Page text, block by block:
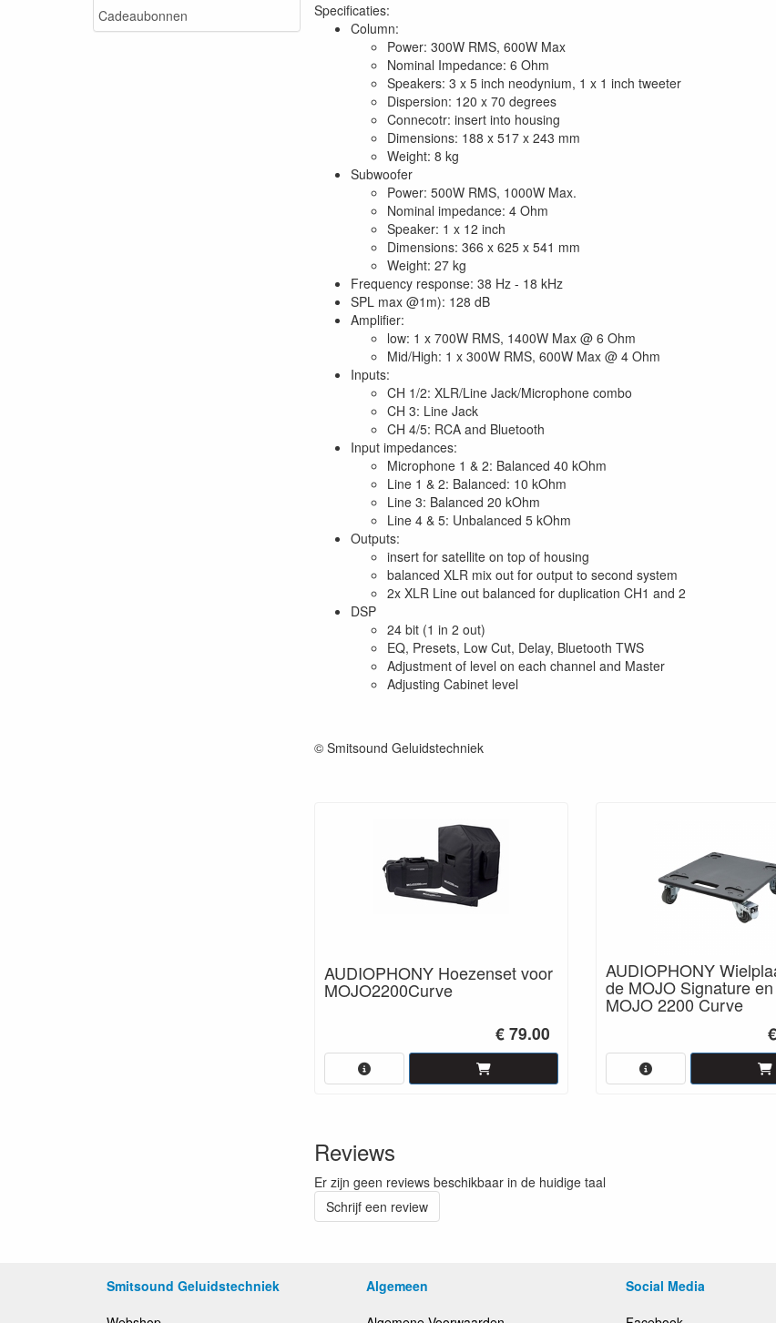
Cadeaubonnen
Specificaties:
Column:
Power: 300W RMS, 600W Max
Nominal Impedance: 6 Ohm
Speakers: 3 x 5 inch neodynium, 1 x 1 inch tweeter
Dispersion: 120 x 70 degrees
Connecotr: insert into housing
Dimensions: 188 x 517 x 243 mm
Weight: 8 kg
Subwoofer
Power: 500W RMS, 1000W Max.
Nominal impedance: 4 Ohm
Speaker: 1 x 12 inch
Dimensions: 366 x 625 x 541 mm
Weight: 27 kg
Frequency response: 38 Hz - 18 kHz
SPL max @1m): 128 dB
Amplifier:
low: 1 x 700W RMS, 1400W Max @ 6 Ohm
Mid/High: 1 x 300W RMS, 600W Max @ 4 Ohm
Inputs:
CH 1/2: XLR/Line Jack/Microphone combo
CH 3: Line Jack
CH 4/5: RCA and Bluetooth
Input impedances:
Microphone 1 & 2: Balanced 40 kOhm
Line 1 & 2: Balanced: 10 kOhm
Line 3: Balanced 20 kOhm
Line 4 & 5: Unbalanced 5 kOhm
Outputs:
insert for satellite on top of housing
balanced XLR mix out for output to second system
2x XLR Line out balanced for duplication CH1 and 2
DSP
24 bit (1 in 2 out)
EQ, Presets, Low Cut, Delay, Bluetooth TWS
Adjustment of level on each channel and Master
Adjusting Cabinet level
© Smitsound Geluidstechniek
AUDIOPHONY Hoezenset voor
MOJO2200Curve
€ 79.00
AUDIOPHONY
de MOJO Signature
MOJO 2200 Curve
Reviews
Er zijn geen reviews beschikbaar in de huidige taal
Schrijf een review
Smitsound Geluidstechniek
Algemeen
Social Media